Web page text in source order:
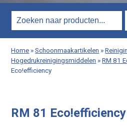
Home»Schoonmaakartikelen»
Hogedrukreinigingsmiddelen»RM 81
Eco!efficiency
RM 81 Eco!efficiency